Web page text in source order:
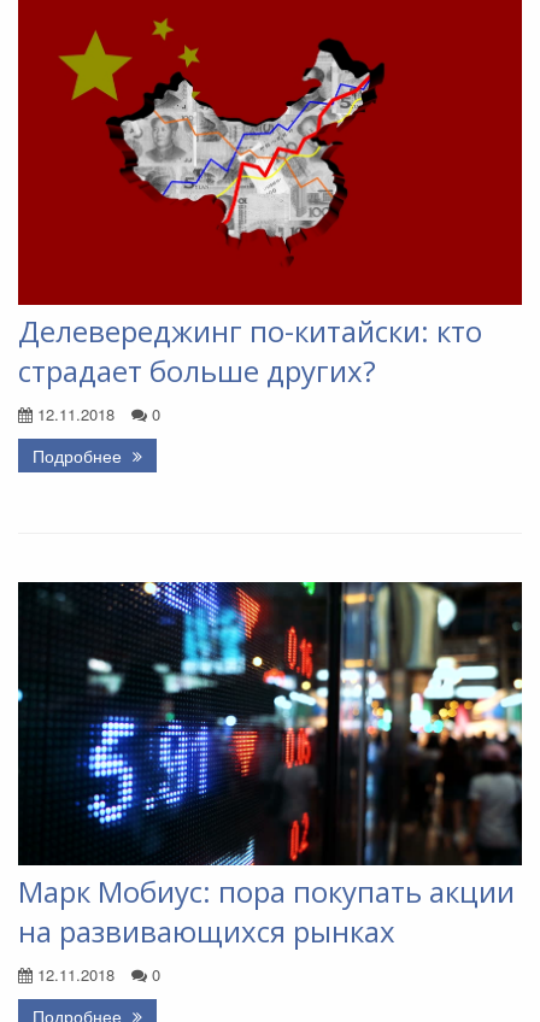
Делевереджинг по-китайски: кто
страдает больше других?
12.11.2018 0
Подробнее
Марк Мобиус: пора покупать акции
на развивающихся рынках
12.11.2018 0
Подробнее